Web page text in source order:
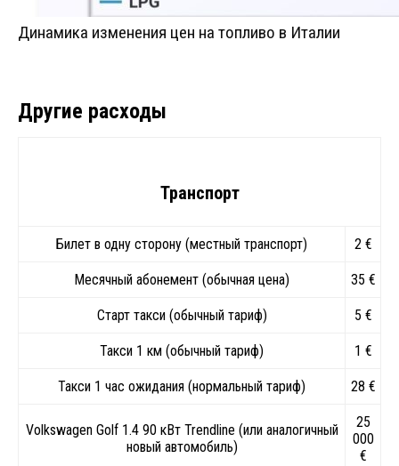
Динамика изменения цен на топливо в Италии
Другие расходы
Транспорт
Билет в одну сторону (местный транспорт) 2 €
Месячный абонемент (обычная цена) 35 €
Старт такси (обычный тариф) 5 €
Такси 1 км (обычный тариф) 1 €
Такси 1 час ожидания (нормальный тариф) 28 €
Volkswagen Golf 1.4 90 кВт Trendline (или аналогичный
новый автомобиль)
25
000
€